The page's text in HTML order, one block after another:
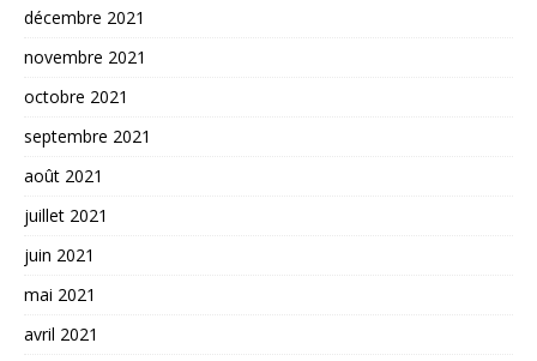
décembre 2021
novembre 2021
octobre 2021
septembre 2021
août 2021
juillet 2021
juin 2021
mai 2021
avril 2021